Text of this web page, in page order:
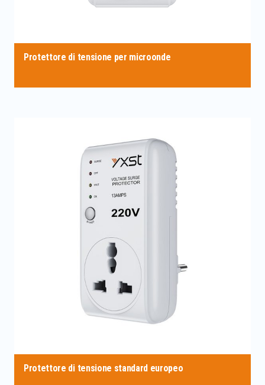
Protettore di tensione per microonde
Protettore di tensione standard europeo